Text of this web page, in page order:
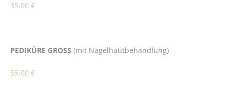
35.00 €
PEDIKÜRE GROSS (mit Nagelhautbehandlung)
55.00 €